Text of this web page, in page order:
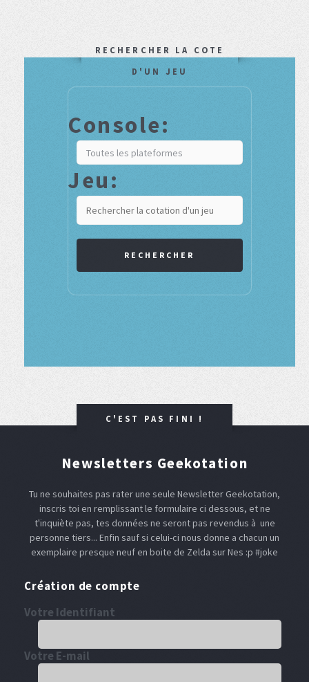
RECHERCHER LA COTE
D'UN JEU
Console:
Jeu:
RECHERCHER
C'EST PAS FINI !
Newsletters Geekotation
Tu ne souhaites pas rater une seule Newsletter Geekotation,
inscris toi en remplissant le formulaire ci dessous, et ne
t'inquiète pas, tes données ne seront pas revendus à une
personne tiers... Enfin sauf si celui-ci nous donne a chacun un
exemplaire presque neuf en boite de Zelda sur Nes :p #joke
Création de compte
Votre Identifiant
Votre E-mail